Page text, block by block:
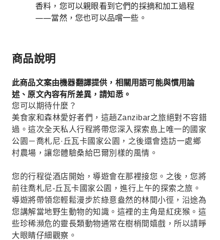
香料，您可以親眼看到它們的採摘和加工過程
——當然，您也可以品嚐一些。
商品說明
此商品文案由機器翻譯提供，相關用語可能與慣用論
述、原文內容有所差異，請知悉。
您可以期待什麼？
美食家和森林愛好者們，這趟Zanzibar之旅絕對不容錯
過。這次全天私人行程將帶您深入探索島上唯一的國家
公園－喬札尼·丘瓦卡國家公園，之後還會造訪一處鄉
村農場，讓您體驗桑給巴爾別樣的風情。
您的行程從酒店開始，導遊會在那裡接您。之後，您將
前往喬札尼-丘瓦卡國家公園，進行上午的探索之旅。
導遊將帶領您輕鬆漫步於綠意盎然的林間小徑，沿途為
您講解當地野生動物的知識。這裡的主角是紅疣猴。這
些珍稀瀕危的靈長類動物通常在樹梢間嬉戲，所以請睜
大眼睛仔細觀察。